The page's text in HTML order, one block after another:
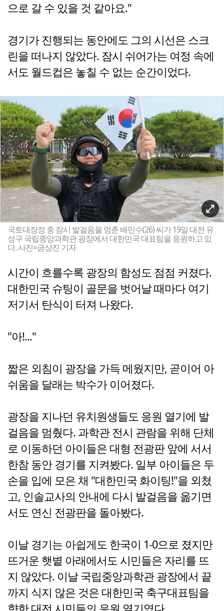
으로 갈 수 있을 것 같아요."
경기가 진행되는 동안에도 그의 시선은 스크
린을 떠나지 않았다. 잠시 쉬어가는 여정 속에
서도 월드컵은 놓칠 수 없는 순간이었다.
국토대장정 중 잠시 발걸음을 멈춘 배민수(26) 씨가 19일 대전 유
성구 국립중앙과학관 광장에서 대한민국 대표팀을 응원하고 있
다. 사진=금상진 기자
시간이 흐를수록 광장의 함성도 점점 커졌다.
대한민국 슈팅이 골문을 벗어날 때마다 여기
저기서 탄식이 터져 나왔다.
"아!..."
짧은 외침이 광장을 가득 메웠지만, 곧이어 아
쉬움을 달래는 박수가 이어졌다.
광장을 지나던 유치원생들도 응원 열기에 발
걸음을 멈췄다. 과학관 전시 관람을 위해 단체
로 이동하던 아이들은 대형 전광판 앞에 서서
한참 동안 경기를 지켜봤다. 일부 아이들은 두
손을 입에 모은 채 "대한민국 화이팅!"을 외쳤
고, 인솔교사의 안내에 다시 발걸음을 옮기면
서도 연신 전광판을 돌아봤다.
이날 경기는 아쉽게도 한국이 1-0으로 졌지만
뜨거운 햇볕 아래에서도 시민들은 자리를 뜨
지 않았다. 이날 국립중앙과학관 광장에서 끝
까지 식지 않은 것은 대한민국 축구대표팀을